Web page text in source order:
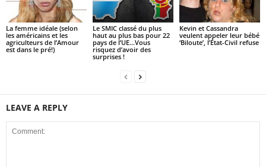
La femme idéale (selon
les américains et les
agriculteurs de l’Amour
est dans le pré!)
Le SMIC classé du plus
haut au plus bas pour 22
pays de l’UE…Vous
risquez d’avoir des
surprises !
Kevin et Cassandra
veulent appeler leur bébé
‘Biloute’, l’État-Civil refuse
LEAVE A REPLY